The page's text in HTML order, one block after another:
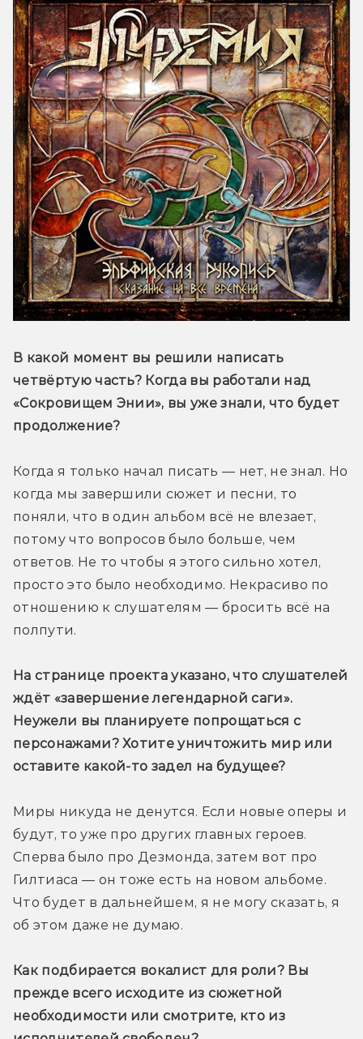
В какой момент вы решили написать
четвёртую часть? Когда вы работали над
«Сокровищем Энии», вы уже знали, что будет
продолжение?
Когда я только начал писать — нет, не знал. Но
когда мы завершили сюжет и песни, то
поняли, что в один альбом всё не влезает,
потому что вопросов было больше, чем
ответов. Не то чтобы я этого сильно хотел,
просто это было необходимо. Некрасиво по
отношению к слушателям — бросить всё на
полпути.
На странице проекта указано, что слушателей
ждёт «завершение легендарной саги».
Неужели вы планируете попрощаться с
персонажами? Хотите уничтожить мир или
оставите какой-то задел на будущее?
Миры никуда не денутся. Если новые оперы и
будут, то уже про других главных героев.
Сперва было про Дезмонда, затем вот про
Гилтиаса — он тоже есть на новом альбоме.
Что будет в дальнейшем, я не могу сказать, я
об этом даже не думаю.
Как подбирается вокалист для роли? Вы
прежде всего исходите из сюжетной
необходимости или смотрите, кто из